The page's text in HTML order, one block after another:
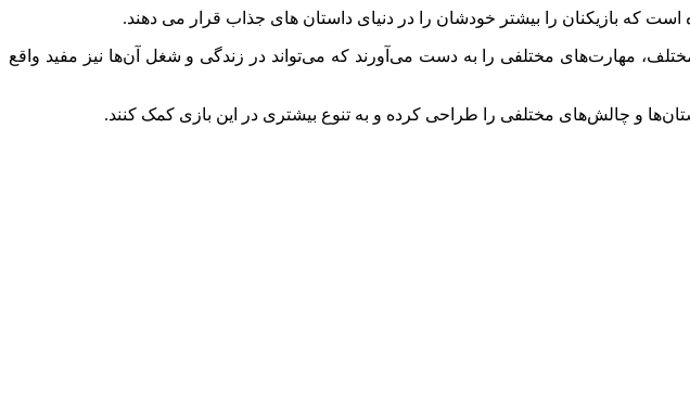
که بازیکنان را بیشتر خودشان را در دنیای داستان های جذاب قرار می دهند.
مهارت‌های مختلفی را به دست می‌آورند که می‌تواند در زندگی و شغل آن‌ها نیز مفید واقع
و چالش‌های مختلفی را طراحی کرده و به تنوع بیشتری در این بازی کمک کنند.